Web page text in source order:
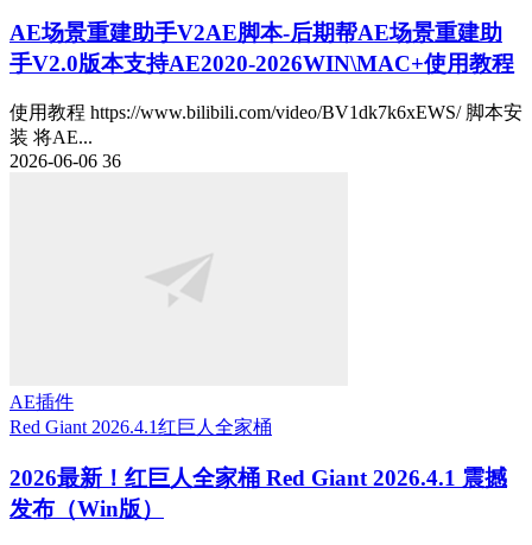
AE场景重建助手V2AE脚本-后期帮AE场景重建助
手V2.0版本支持AE2020-2026WIN\MAC+使用教程
使用教程 https://www.bilibili.com/video/BV1dk7k6xEWS/ 脚本安
装 将AE...
2026-06-06 36
AE插件
Red Giant 2026.4.1红巨人全家桶
2026最新！红巨人全家桶 Red Giant 2026.4.1 震撼
发布（Win版）